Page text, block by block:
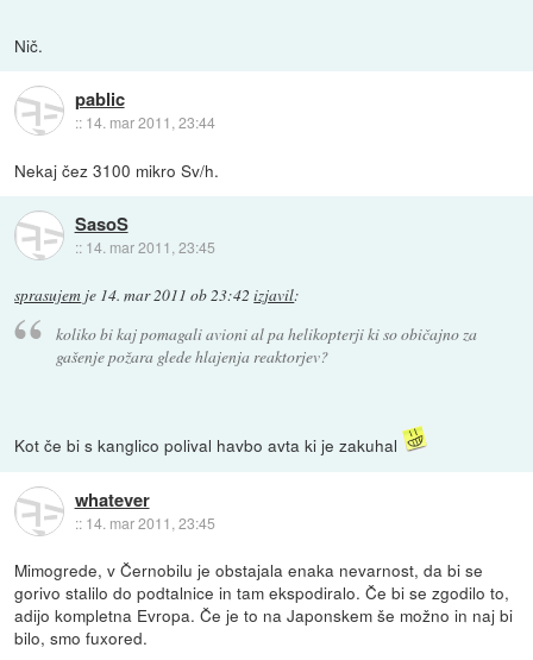
Nič.
pablic
:: 14. mar 2011, 23:44
Nekaj čez 3100 mikro Sv/h.
SasoS
:: 14. mar 2011, 23:45
sprasujem je 14. mar 2011 ob 23:42 izjavil:
koliko bi kaj pomagali avioni al pa helikopterji ki so običajno za
gašenje požara glede hlajenja reaktorjev?
Kot če bi s kanglico polival havbo avta ki je zakuhal
whatever
:: 14. mar 2011, 23:45
Mimogrede, v Černobilu je obstajala enaka nevarnost, da bi se
gorivo stalilo do podtalnice in tam ekspodiralo. Če bi se zgodilo to,
adijo kompletna Evropa. Če je to na Japonskem še možno in naj bi
bilo, smo fuxored.